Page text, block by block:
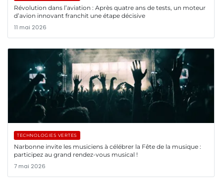
Révolution dans l’aviation : Après quatre ans de tests, un moteur
d’avion innovant franchit une étape décisive
11 mai 2026
TECHNOLOGIES VERTES
Narbonne invite les musiciens à célébrer la Fête de la musique :
participez au grand rendez-vous musical !
7 mai 2026